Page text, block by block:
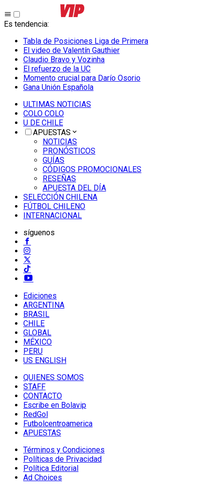
Es tendencia:
Tabla de Posiciones Liga de Primera
El video de Valentín Gauthier
Claudio Bravo y Vozinha
El refuerzo de la UC
Momento crucial para Darío Osorio
Gana Unión Española
ULTIMAS NOTICIAS
COLO COLO
U DE CHILE
APUESTAS
NOTICIAS
PRONÓSTICOS
GUÍAS
CÓDIGOS PROMOCIONALES
RESEÑAS
APUESTA DEL DÍA
SELECCIÓN CHILENA
FÚTBOL CHILENO
INTERNACIONAL
síguenos
Ediciones
ARGENTINA
BRASIL
CHILE
GLOBAL
MÉXICO
PERU
US ENGLISH
QUIENES SOMOS
STAFF
CONTACTO
Escribe en Bolavip
RedGol
Futbolcentroamerica
APUESTAS
Términos y Condiciones
Políticas de Privacidad
Política Editorial
Ad Choices